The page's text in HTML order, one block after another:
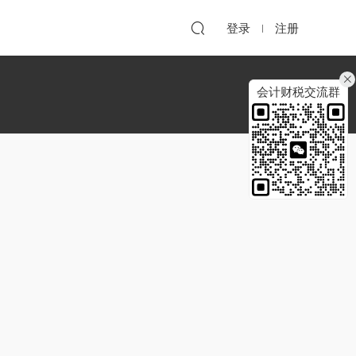
登录 注册
会计财税交流群